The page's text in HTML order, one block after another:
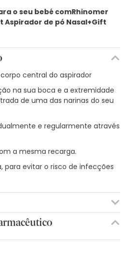
o seu bebé comRhinomer
Aspirador de pó Nasal+Gift
central do aspirador
na sua boca e a extremidade
de uma das narinas do seu
e regularmente através
a mesma recarga.
para evitar o risco de infecções